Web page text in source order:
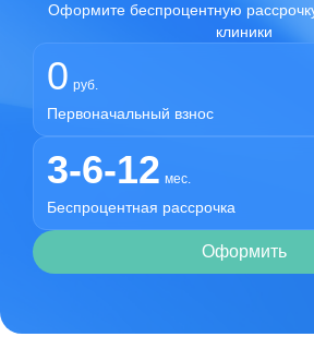
Оформите беспроцентную
клиники
0 руб.
Первоначальный взнос
3-6-12 мес.
Беспроцентная рассрочка
Оформить